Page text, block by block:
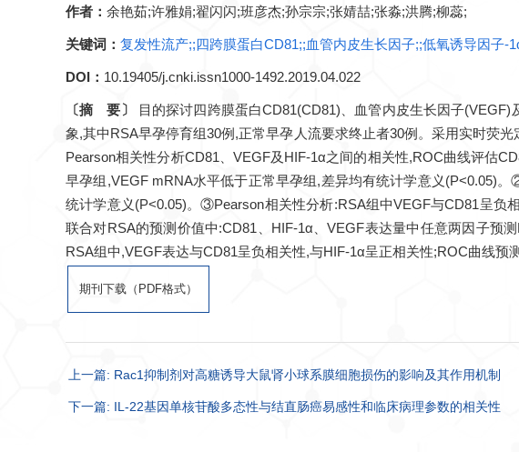
作者： 余艳茹;许雅娟;翟闪闪;班彦杰;孙宗宗;张婧喆;张淼;洪腾;柳蕊;
关键词： 复发性流产;;四跨膜蛋白CD81;;血管内皮生长因子;;低氧诱导因子-
DOI： 10.19405/j.cnki.issn1000-1492.2019.04.022
〔摘 要〕
目的探讨四跨膜蛋白CD81(CD81)、血管内皮生长因子
象,其中RSA早孕停育组30例,正常早孕人流要求终止者30例。采用实时荧
Pearson相关性分析CD81、VEGF及HIF-1α之间的相关性,ROC曲线评估
早孕组,VEGF mRNA水平低于正常早孕组,差异均有统计学意义(P<0.05)
统计学意义(P<0.05)。③Pearson相关性分析:RSA组中VEGF与CD81呈
联合对RSA的预测价值中:CD81、HIF-1α、VEGF表达量中任意两因子预
RSA组中,VEGF表达与CD81呈负相关性,与HIF-1α呈正相关性;ROC曲线预
期刊下载（PDF格式）
上一篇: Rac1抑制剂对高糖诱导大鼠肾小球系膜细胞损伤的影响及其作用机制
下一篇: IL-22基因单核苷酸多态性与结直肠癌易感性和临床病理参数的相关性